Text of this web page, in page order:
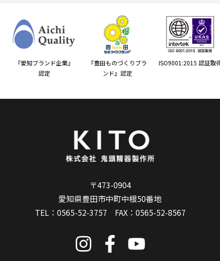
『愛知ブランド企業』
認定
『豊田ものづくりブラ
ンド』認定
ISO9001:2015 認証取
〒473-0904
愛知県豊田市中町中根50番地
TEL： 0565-52-3757 FAX：0565-52-8567